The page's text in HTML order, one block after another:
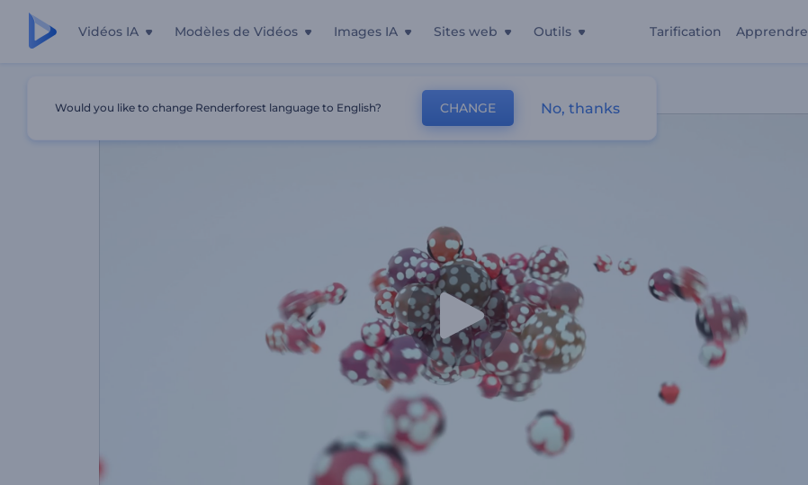
Vidéos IA Modèles de Vidéos Images IA Sites web Outils Tarification Apprendre
Would you like to change Renderforest language to English? CHANGE No, thanks